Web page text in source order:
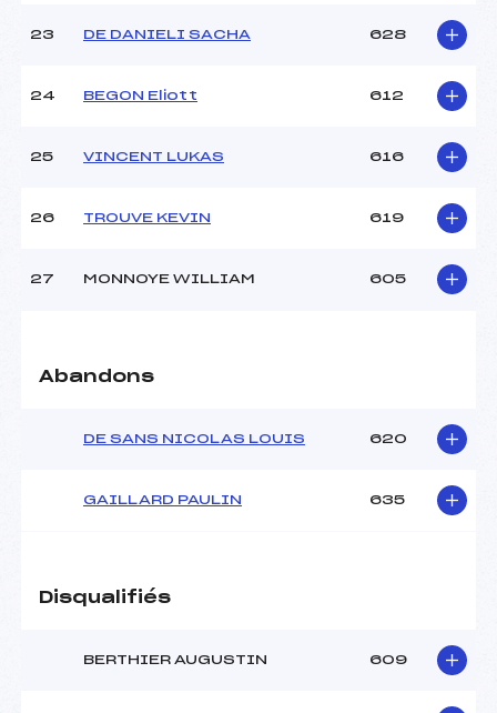
23 DE DANIELI SACHA 628
24 BEGON Eliott 612
25 VINCENT LUKAS 616
26 TROUVE KEVIN 619
27 MONNOYE WILLIAM 605
Abandons
DE SANS NICOLAS LOUIS 620
GAILLARD PAULIN 635
Disqualifiés
BERTHIER AUGUSTIN 609